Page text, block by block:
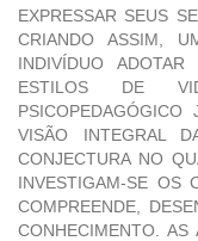
EXPRESSAR SEUS
CRIANDO ASSIM,
INDIVÍDUO
ESTILOS DE
VISÃO INTEGRAL
CONJECTURA NO
INVESTIGAM-SE OS
COMPREENDE,
CONHECIMENTO. AS